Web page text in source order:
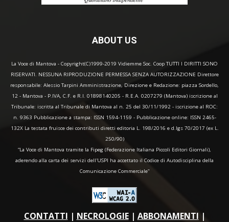
ABOUT US
La Voce di Mantova - Copyright(C)1999-2019 Vidiemme Soc. Coop TUTTI I DIRITTI SONO
RISERVATI. NESSUNA RIPRODUZIONE PERMESSA SENZA AUTORIZZAZIONE Direttore
responsabile: Alessio Tarpini Amministrazione, Direzione e Redazione: piazza Sordello,
12 - Mantova - P.IVA, C.F. e R.I. 01898140205 - R.E.A. 0207279 (Mantova) iscrizione al
Tribunale: iscritta al Tribunale di Mantova al n. 25 del 30/11/1992 - iscrizione al ROC:
n. 9363 Pubblicazione a stampa: ISSN 1594-1159 - Pubblicazione online: ISSN 2465-
132X La testata fruisce dei contributi diretti editoria L. 198/2016 e d.lgs 70/2017 (ex L.
250/90)
“La Voce di Mantova tramite la Fipeg (Federazione Italiana Piccoli Editori Giornali),
aderendo alla carta dei servizi dell'USPI ha accettato il Codice di Autodisciplina della
Comunicazione Commerciale"
CONTATTI | NECROLOGIE| ABBONAMENTI |